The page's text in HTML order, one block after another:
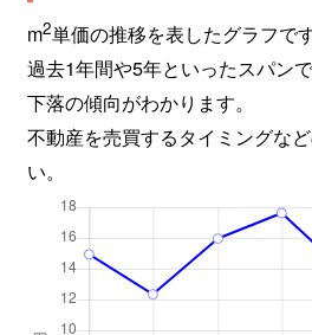
m2単価の推移を表したグラフです
過去1年間や5年といったスパン
下落の傾向がわかります。
不動産を売買するタイミングな
い。